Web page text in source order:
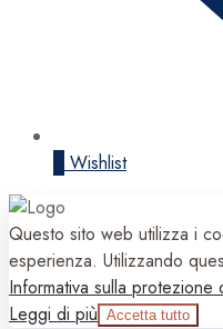
Wishlist
Questo sito web utilizza i
esperienza. Utilizzando
Informativa sulla protezione
Leggi di più Accetta tutto